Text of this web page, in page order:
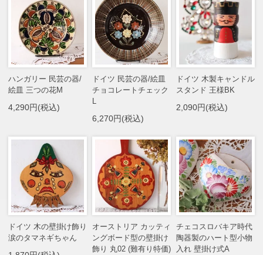
ハンガリー 民芸の器/
絵皿 三つの花M
4,290円(税込)
ドイツ 民芸の器/絵皿
チョコレートチェック
L
6,270円(税込)
ドイツ 木製キャンドル
スタンド 王様BK
2,090円(税込)
ドイツ 木の壁掛け飾り
涙のタマネギちゃん
オーストリア カッティ
ングボード型の壁掛け
飾り 丸02 (難有り特価)
チェコスロバキア時代
陶器製のハート型小物
入れ 壁掛け式A